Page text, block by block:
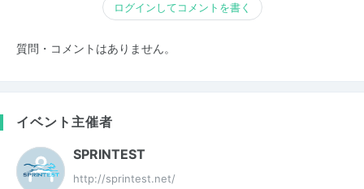
ログインしてコメントを書く
質問・コメントはありません。
イベント主催者
SPRINTEST
http://sprintest.net/